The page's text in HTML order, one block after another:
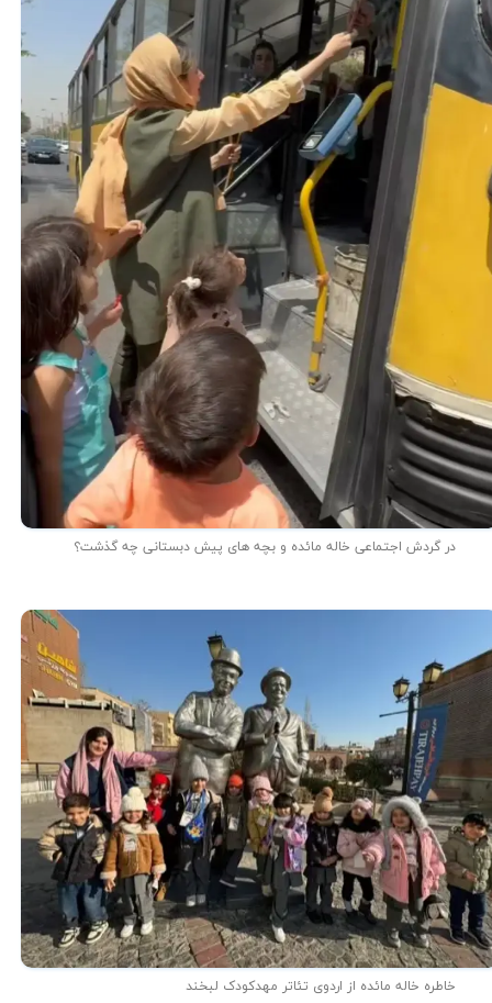
در گردش اجتماعی خاله مائده و بچه های پیش دبستانی چه گذشت؟
خاطره خاله مائده از اردوی تئاتر مهدکودک لبخند